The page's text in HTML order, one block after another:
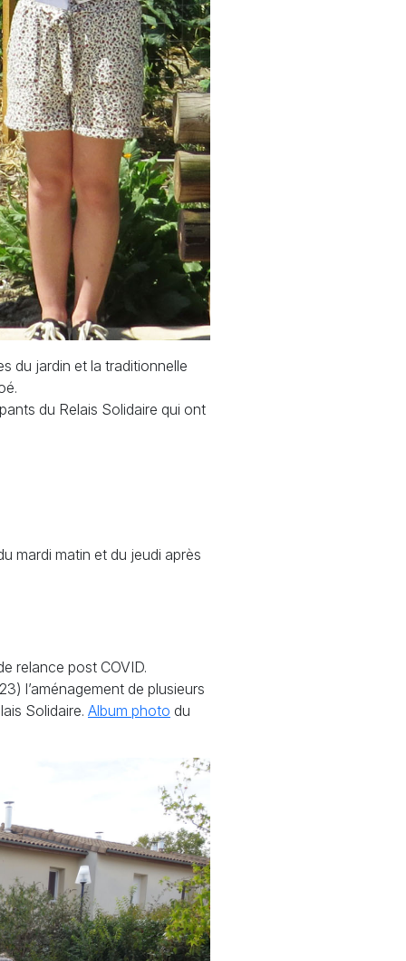
du jardin et la traditionnelle
du Relais Solidaire qui ont
mardi matin et du jeudi après
relance post COVID.
l’aménagement de plusieurs
Solidaire. Album photo du